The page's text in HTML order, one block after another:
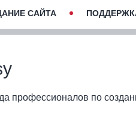
САЙТА
профессионалов по